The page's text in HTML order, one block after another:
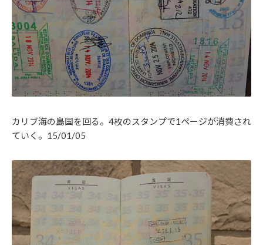
カリブ海の島国を回る。4枚のスタンプで1ページが消費され
ていく。15/01/05